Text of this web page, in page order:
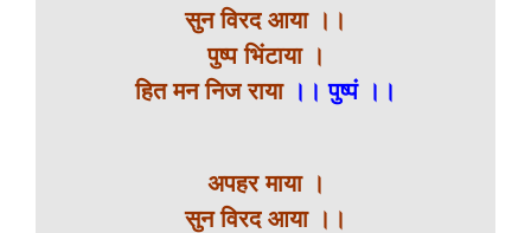
सुन विरद आया ।।
पुष्प भिंटाया ।
हित मन निज राया ।। पुष्पं ।।
अपहर माया ।
सुन विरद आया ।।